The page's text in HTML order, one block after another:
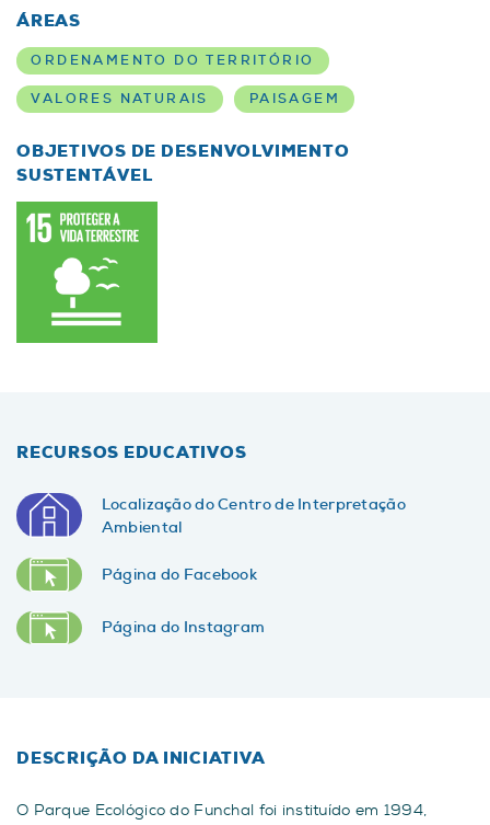
ÁREAS
ORDENAMENTO DO TERRITÓRIO
VALORES NATURAIS PAISAGEM
OBJETIVOS DE DESENVOLVIMENTO
SUSTENTÁVEL
RECURSOS EDUCATIVOS
Localização do Centro de Interpretação
Ambiental
Página do Facebook
Página do Instagram
DESCRIÇÃO DA INICIATIVA
O Parque Ecológico do Funchal foi instituído em 1994,